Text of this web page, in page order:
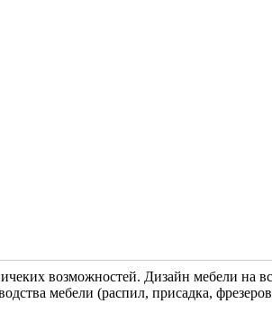
возможностей. Дизайн мебели на
мебели (распил, присадка,